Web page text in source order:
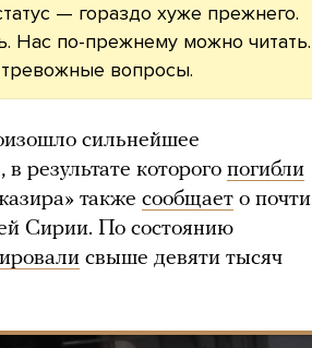
— гораздо хуже прежнего.
Нас по-прежнему можно читать.
вопросы.
сильнейшее
результате которого погибли
также сообщает о почти
Сирии. По состоянию
свыше девяти тысяч